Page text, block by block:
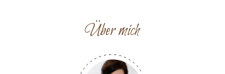
Über mich